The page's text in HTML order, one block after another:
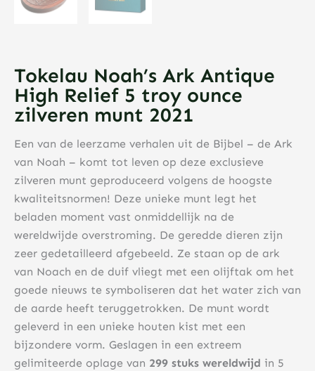
Tokelau Noah’s Ark Antique
High Relief 5 troy ounce
zilveren munt 2021
Een van de leerzame verhalen uit de Bijbel – de Ark
van Noah – komt tot leven op deze exclusieve
zilveren munt geproduceerd volgens de hoogste
kwaliteitsnormen! Deze unieke munt legt het
beladen moment vast onmiddellijk na de
wereldwijde overstroming. De geredde dieren zijn
zeer gedetailleerd afgebeeld. Ze staan ​​op de ark
van Noach en de duif vliegt met een olijftak om het
goede nieuws te symboliseren dat het water zich van
de aarde heeft teruggetrokken. De munt wordt
geleverd in een unieke houten kist met een
bijzondere vorm. Geslagen in een extreem
gelimiteerde oplage van 299 stuks wereldwijd in 5